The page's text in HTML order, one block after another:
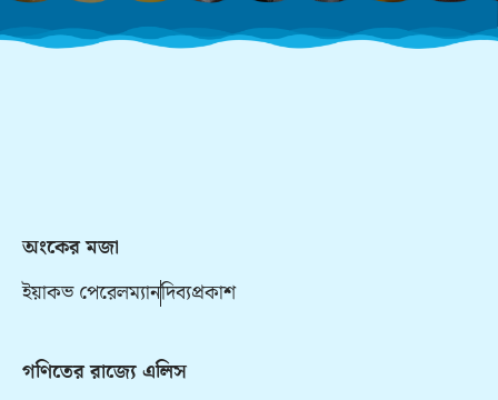
অংকের মজা
ইয়াকভ পেরেলম্যানদিব্যপ্রকাশ
গণিতের রাজ্যে এলিস